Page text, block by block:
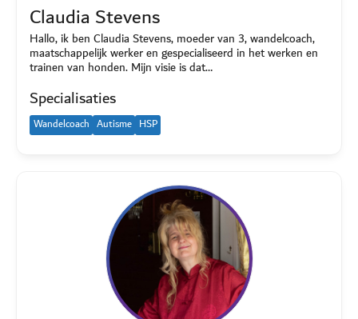
Claudia Stevens
Hallo, ik ben Claudia Stevens, moeder van 3, wandelcoach,
maatschappelijk werker en gespecialiseerd in het werken en
trainen van honden. Mijn visie is dat…
Specialisaties
Wandelcoach Autisme HSP